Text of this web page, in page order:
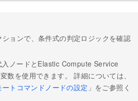
ションで、条件式の判定ロジックを確認
入ノードとElastic Compute Service
数を使用できます。 詳細については、
ートコマンドノードの設定 」をご参照く